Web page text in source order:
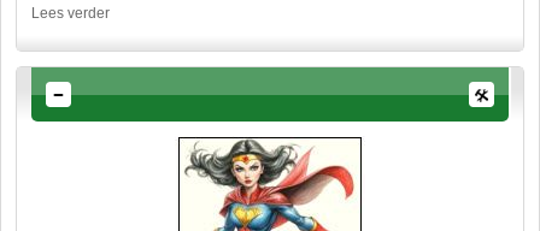
Lees verder